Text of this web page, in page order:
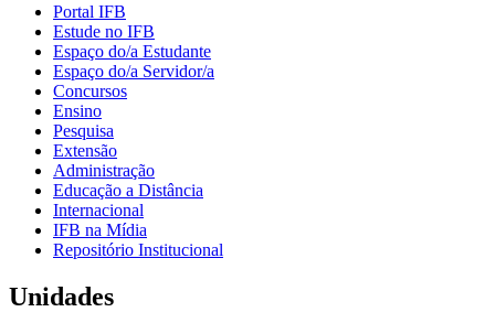
Portal IFB
Estude no IFB
Espaço do/a Estudante
Espaço do/a Servidor/a
Concursos
Ensino
Pesquisa
Extensão
Administração
Educação a Distância
Internacional
IFB na Mídia
Repositório Institucional
Unidades